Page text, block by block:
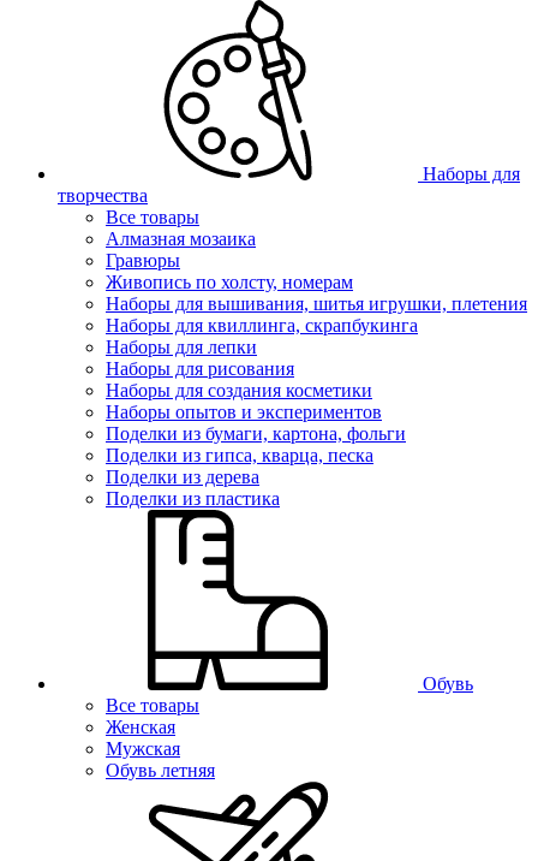
Наборы для
творчества
Все товары
Алмазная мозаика
Гравюры
Живопись по холсту, номерам
Наборы для вышивания, шитья игрушки, плетения
Наборы для квиллинга, скрапбукинга
Наборы для лепки
Наборы для рисования
Наборы для создания косметики
Наборы опытов и экспериментов
Поделки из бумаги, картона, фольги
Поделки из гипса, кварца, песка
Поделки из дерева
Поделки из пластика
Обувь
Все товары
Женская
Мужская
Обувь летняя